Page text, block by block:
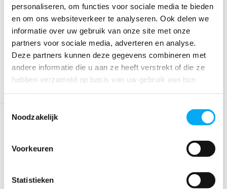
personaliseren, om functies voor sociale media te bieden
en om ons websiteverkeer te analyseren. Ook delen we
informatie over uw gebruik van onze site met onze
partners voor sociale media, adverteren en analyse.
Deze partners kunnen deze gegevens combineren met
andere informatie die u aan ze heeft verstrekt of die ze
hebben verzameld op basis van uw gebruik van hun
Noodzakelijk
Voorkeuren
Statistieken
GPS houder
Klik voor voorraad info
€ 36,95
Telefoonhouder teak
Klik voor voorraad info
€ 36,51